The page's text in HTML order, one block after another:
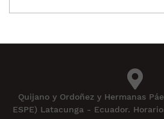
Quijano y Ordoñez y Hermanas
ESPE) Latacunga - Ecuador.